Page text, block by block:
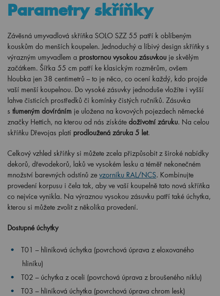
Parametry skříňky
Závěsná umyvadlová skříňka SOLO SZZ 55 patří k oblíbeným
kouskům do menších koupelen. Jednoduchý a líbivý design skříňky s
výrazným umyvadlem a prostornou vysokou zásuvkou je skvělým
začátkem. Šířka 55 cm patří ke klasickým rozměrům, ovšem
hloubka jen 38 centimetrů – to je něco, co ocení každý, kdo projde
vaší menší koupelnou. Do vysoké zásuvky jednoduše vložíte i vyšší
lahve čisticích prostředků či komínky čistých ručníků. Zásuvka
s tlumeným dovíráním je uložena na kovových pojezdech německé
značky Hettich, na kterou od nás získáte doživotní záruku. Na celou
skříňku Dřevojas platí prodloužená záruka 5 let.
Celkový vzhled skříňky si můžete zcela přizpůsobit z široké nabídky
dekorů, dřevodekorů, laků ve vysokém lesku a téměř nekonečném
množství barevných odstínů ze vzorníku RAL/NCS. Kombinujte
provedení korpusu i čela tak, aby ve vaší koupelně tato nová skříňka
co nejvíce vynikla. Na výraznou vysokou zásuvku patří také úchytka,
kterou si můžete zvolit z několika provedení.
Dostupné úchytky
T01 – hliníková úchytka (povrchová úprava z eloxovaného
hliníku)
T02 – úchytka z oceli (povrchová úprava z broušeného niklu)
T03 – hliníková úchytka (povrchová úprava chrom lesk)